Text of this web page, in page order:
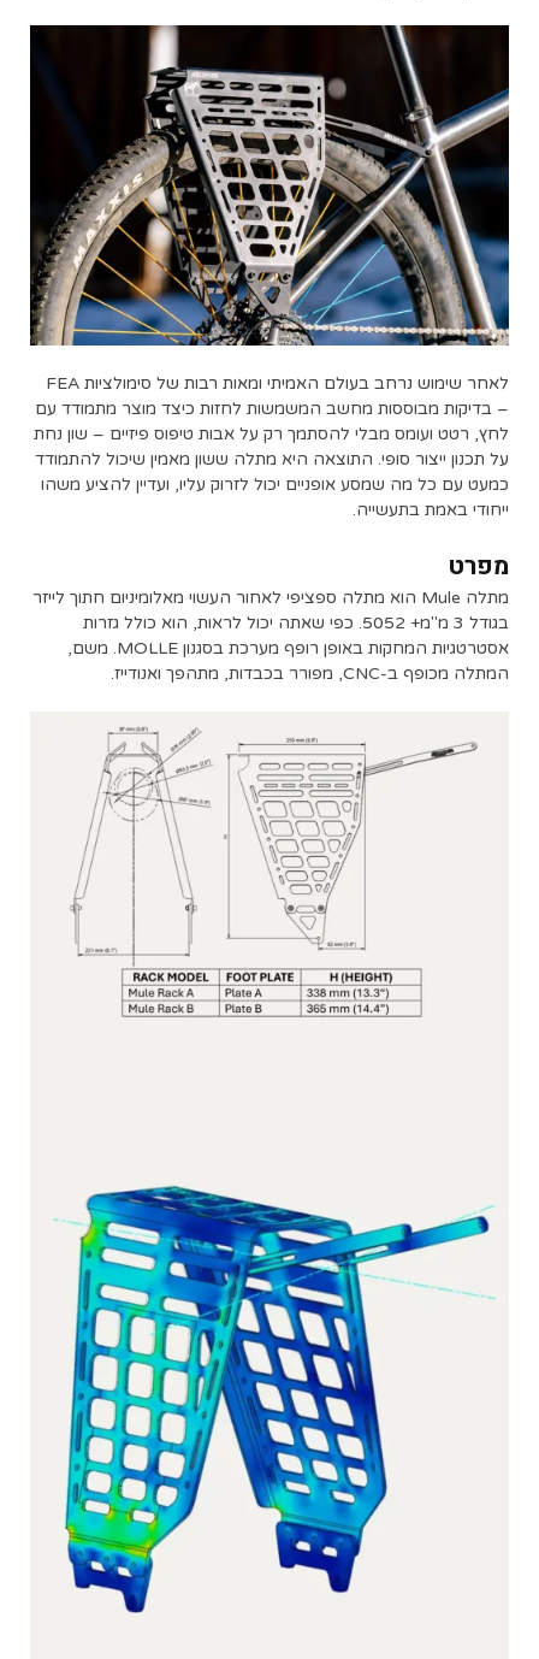
לאחר שימוש נרחב בעולם האמיתי ומאות רבות של סימולציות FEA
– בדיקות מבוססות מחשב המשמשות לחזות כיצד מוצר מתמודד עם
לחץ, רטט ועומס מבלי להסתמך רק על אבות טיפוס פיזיים – שון נחת
על תכנון ייצור סופי. התוצאה היא מתלה ששון מאמין שיכול להתמודד
כמעט עם כל מה שמסע אופניים יכול לזרוק עליו, ועדיין להציע משהו
ייחודי באמת בתעשייה.
מפרט
מתלה Mule הוא מתלה ספציפי לאחור העשוי מאלומיניום חתוך לייזר
בגודל 3 מ"מ+ 5052. כפי שאתה יכול לראות, הוא כולל גזרות
אסטרטגיות המחקות באופן רופף מערכת בסגנון MOLLE. משם,
המתלה מכופף ב-CNC, מפורר בכבדות, מתהפך ואנודייז.